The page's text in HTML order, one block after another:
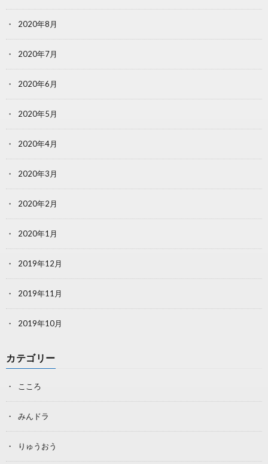
2020年8月
2020年7月
2020年6月
2020年5月
2020年4月
2020年3月
2020年2月
2020年1月
2019年12月
2019年11月
2019年10月
カテゴリー
こころ
みんドラ
りゅうおう